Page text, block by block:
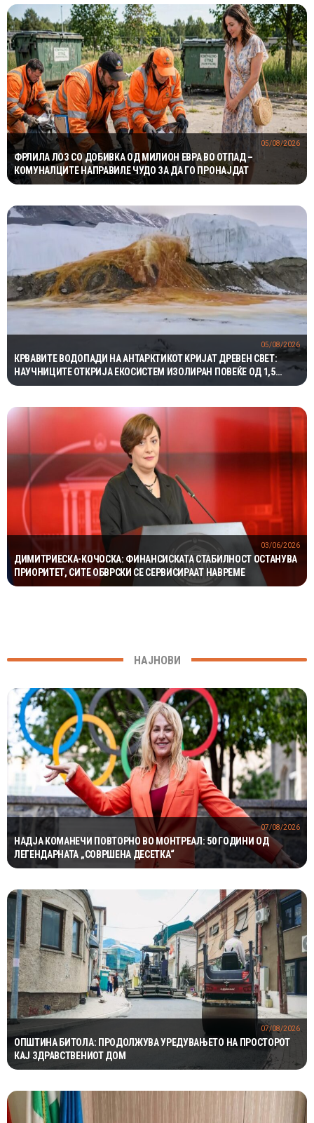
ФРЛИЛА ЛОЗ СО ДОБИВКА ОД МИЛИОН ЕВРА ВО ОТПАД –
КОМУНАЛЦИТЕ НАПРАВИЛЕ ЧУДО ЗА ДА ГО ПРОНАЈДАТ
05/08/2026
КРВАВИТЕ ВОДОПАДИ НА АНТАРКТИКОТ КРИЈАТ ДРЕВЕН СВЕТ:
НАУЧНИЦИТЕ ОТКРИЈА ЕКОСИСТЕМ ИЗОЛИРАН ПОВЕЌЕ ОД 1,5
МИЛИОНИ ГОДИНИ
05/08/2026
ДИМИТРИЕСКА-КОЧОСКА: ФИНАНСИСКАТА СТАБИЛНОСТ ОСТАНУВА
ПРИОРИТЕТ, СИТЕ ОБВРСКИ СЕ СЕРВИСИРААТ НАВРЕМЕ
03/06/2026
НАЈНОВИ
НАДЈА КОМАНЕЧИ ПОВТОРНО ВО МОНТРЕАЛ: 50 ГОДИНИ ОД
ЛЕГЕНДАРНАТА „СОВРШЕНА ДЕСЕТКА“
07/08/2026
ОПШТИНА БИТОЛА: ПРОДОЛЖУВА УРЕДУВАЊЕТО НА ПРОСТОРОТ
КАЈ ЗДРАВСТВЕНИОТ ДОМ
07/08/2026